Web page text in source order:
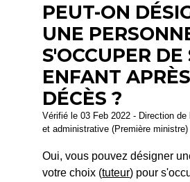
PEUT-ON
UNE
S'OCCUPER DE
ENFANT
DÉCÈS ?
Vérifié le 03 Feb 2022 - Direction de
et administrative (Première ministre)
Oui, vous pouvez désigner
votre choix (tuteur) pour